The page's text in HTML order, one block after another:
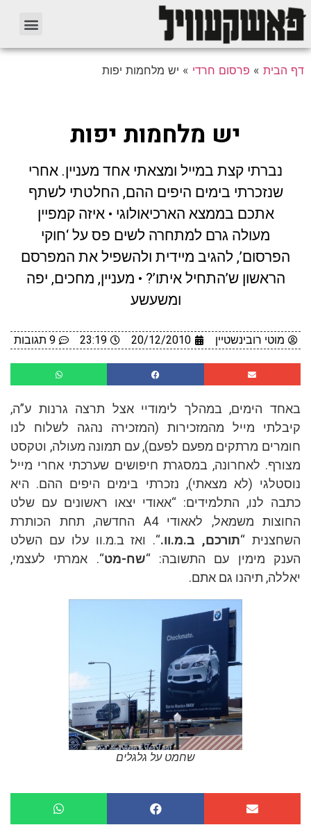
דף הבית » פרסום חרדי » יש מלחמות יפות
יש מלחמות יפות
נברתי קצת במייל ומצאתי אחד מעניין. אחרי
שנזכרתי בימים היפים ההם, החלטתי לשתף
אתכם בממצא הארכיאולוגי • איזה קמפיין
מעולה גרם למתחרה לשים פס על ‘חוקי
הפרסום’, להגיב מיידית ולהשפיל את המפרסם
הראשון ש’התחיל איתו’? • מעניין, מחכים, יפה
ומשעשע
מוטי רובינשטיין 20/12/2010
23:19 9 תגובות
באחד הימים, במהלך לימודיי אצל תרצה גרנות ע”ה,
קיבלתי מייל מהמזכירות (המזכירה נהגה לשלוח לנו
חומרים מרתקים מפעם לפעם), עם תמונה מעולה, וטקסט
מצורף. לאחרונה, במסגרת חיפושים שערכתי אחרי מייל
נוסטלגי (לא מצאתי), נזכרתי בימים היפים ההם. היא
כתבה לנו, התלמידים: “אאודי יצאו ראשונים עם שלט
החוצות משמאל, לאאודי A4 החדשה, תחת הכותרת
השחצנית “תורכם, ב.מ.וו.“. ואז ב.מ.וו עלו עם השלט
הענק מימין עם התשובה: “שח-מט“. אמרתי לעצמי,
יאללה, תיהנו גם אתם.
שחמט על גלגלים